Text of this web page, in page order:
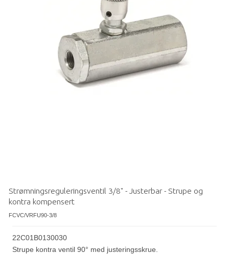
Strømningsreguleringsventil 3/8" - Justerbar - Strupe og
kontra kompensert
FCVC/VRFU90-3/8
22C01B0130030
Strupe kontra ventil 90° med justeringsskrue.